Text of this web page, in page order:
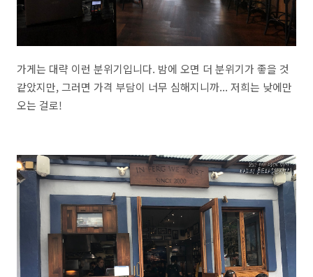
가게는 대략 이런 분위기입니다. 밤에 오면 더 분위기가 좋을 것
같았지만, 그러면 가격 부담이 너무 심해지니까... 저희는 낮에만
오는 걸로!